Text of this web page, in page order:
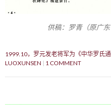
供稿：罗青（原广
1999.10，罗元发老将军为《中华罗氏
LUOXUNSEN
1 COMMENT